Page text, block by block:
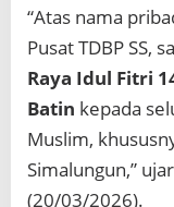
“Atas nama
Pusat TDBP SS,
Raya Idul Fitri
Batin kepada
Muslim,
Simalungun,”
(20/03/2026).